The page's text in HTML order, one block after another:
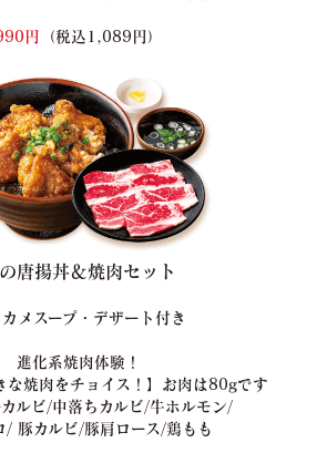
円 （税込1,089円）
唐揚丼＆焼肉セット
カメスープ・デザート付き
進化系焼肉体験！
な焼肉をチョイス！】お肉は80gです
ルビ/中落ちカルビ/牛ホルモン/
/ 豚カルビ/豚肩ロース/鶏もも